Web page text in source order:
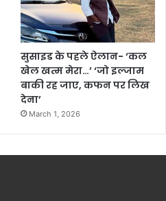
सुसाइड के पहले ऐलान- ‘कल
खेल खत्म मेरा…’ ‘जो इल्जाम
बाकी रह जाए, कफन पर लिख
देना’
March 1, 2026